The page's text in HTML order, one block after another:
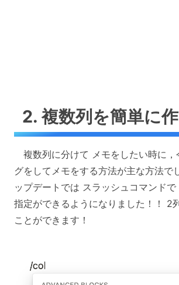
2. 複数列を簡単に
複数列に分けて メモをしたい時に，
グをしてメモをする方法が主な方法で
ップデートでは スラッシュコマンド
指定ができるようになりました！！ 2
ことができます！